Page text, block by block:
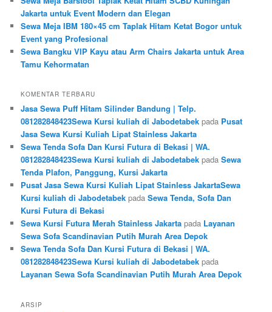
Jakarta untuk Event Modern dan Elegan
Sewa Meja IBM 180×45 cm Taplak Hitam Ketat Bogor untuk
Event yang Profesional
Sewa Bangku VIP Kayu atau Arm Chairs Jakarta untuk Area
Tamu Kehormatan
KOMENTAR TERBARU
Jasa Sewa Puff Hitam Silinder Bandung | Telp.
081282848423Sewa Kursi kuliah di Jabodetabek pada Pusat
Jasa Sewa Kursi Kuliah Lipat Stainless Jakarta
Sewa Tenda Sofa Dan Kursi Futura di Bekasi | WA.
081282848423Sewa Kursi kuliah di Jabodetabek padaSewa
Tenda Plafon, Panggung, Kursi Jakarta
Pusat Jasa Sewa Kursi Kuliah Lipat Stainless JakartaSewa
Kursi kuliah di Jabodetabek padaSewa Tenda, Sofa Dan
Kursi Futura di Bekasi
Sewa Kursi Futura Merah Stainless Jakarta pada Layanan
Sewa Sofa Scandinavian Putih Murah Area Depok
Sewa Tenda Sofa Dan Kursi Futura di Bekasi | WA.
081282848423Sewa Kursi kuliah di Jabodetabek pada
Layanan Sewa Sofa Scandinavian Putih Murah Area Depok
ARSIP